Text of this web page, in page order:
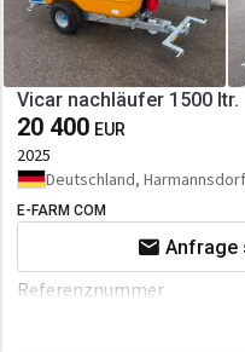
Vicar nachläufer 1500 ltr.
20 400 EUR
2025
Deutschland, Harmannsdorf
E-FARM COM
Anfrage
Referenznummer